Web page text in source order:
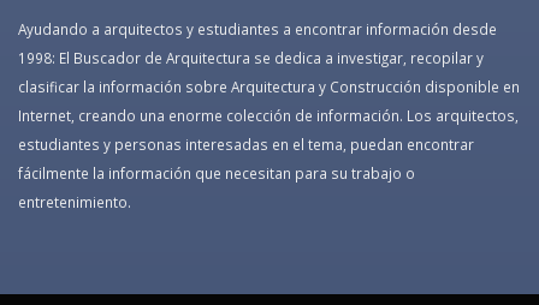
Ayudando a arquitectos y estudiantes a encontrar información desde
1998: El Buscador de Arquitectura se dedica a investigar, recopilar y
clasificar la información sobre Arquitectura y Construcción disponible en
Internet, creando una enorme colección de información. Los arquitectos,
estudiantes y personas interesadas en el tema, puedan encontrar
fácilmente la información que necesitan para su trabajo o
entretenimiento.